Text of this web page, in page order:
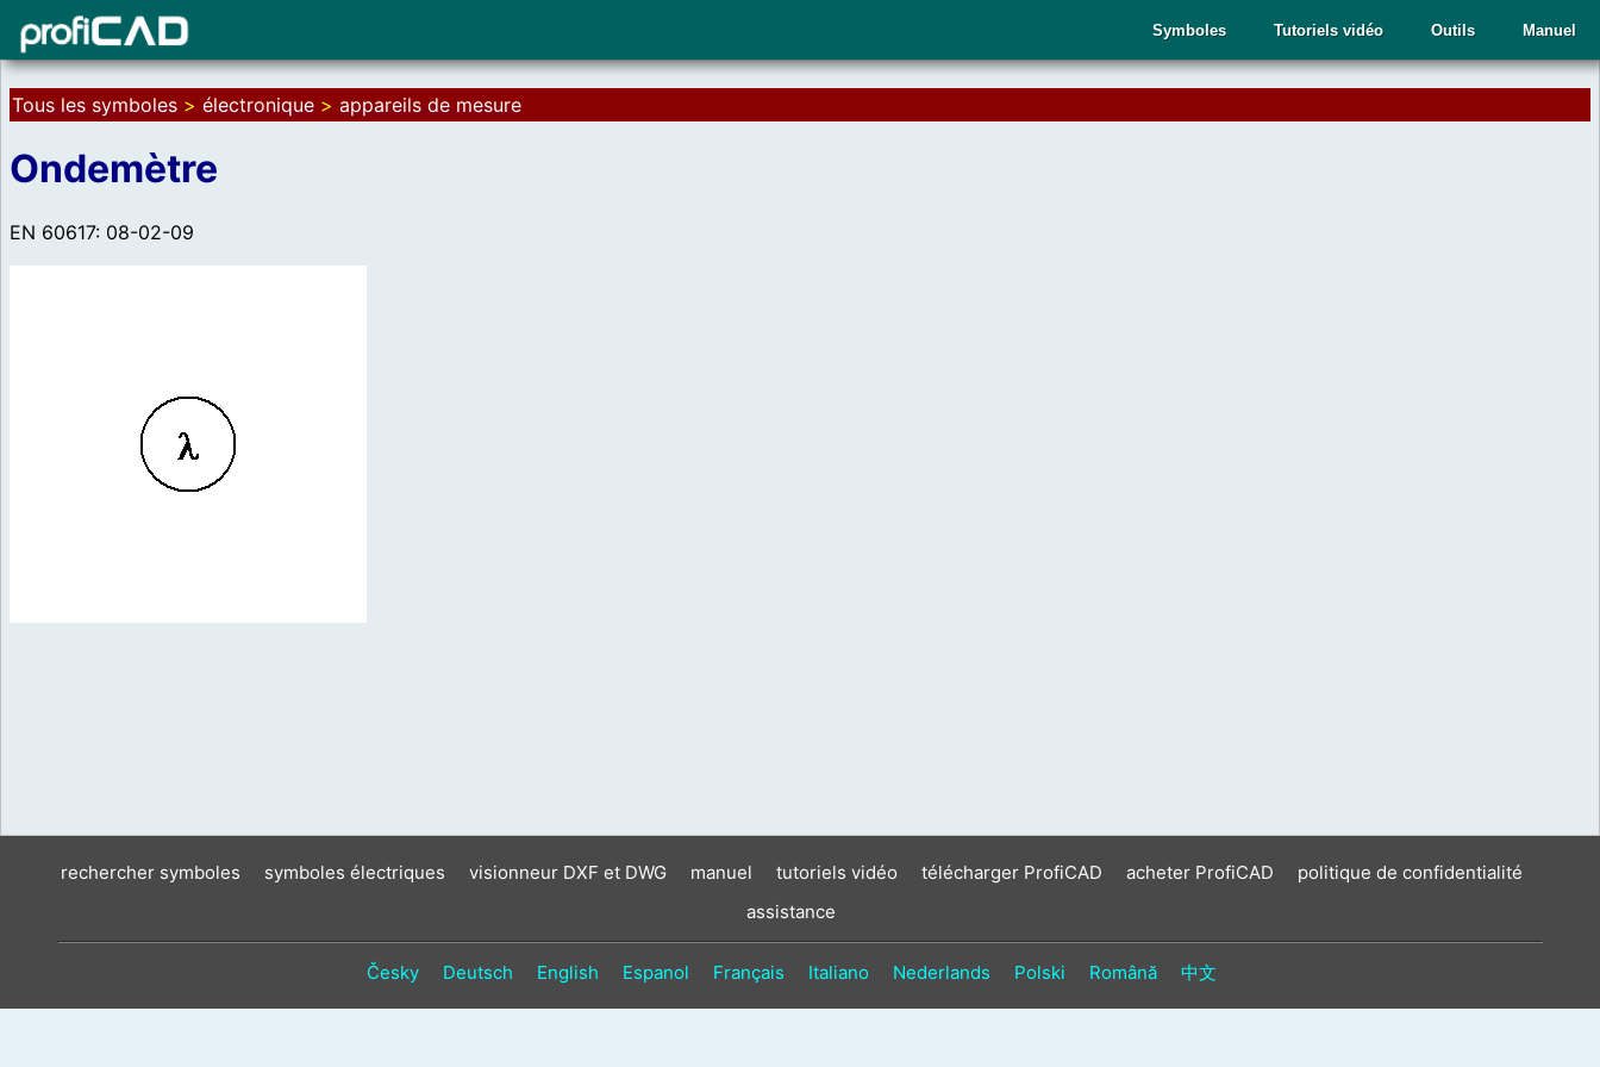
Manuel
Outils
Tutoriels vidéo
Symboles
Tous les symboles > électronique > appareils de mesure
Ondemètre
EN 60617: 08-02-09
rechercher symboles symboles électriques visionneur DXF et DWG manuel tutoriels vidéo télécharger ProfiCAD acheter ProfiCAD
politique de confidentialité
assistance
Česky Deutsch English Espanol Français Italiano Nederlands Polski Română 中文